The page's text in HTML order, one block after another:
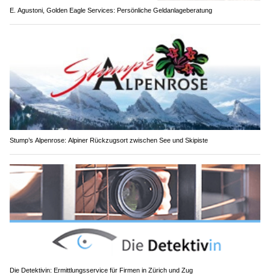
E. Agustoni, Golden Eagle Services: Persönliche Geldanlageberatung
Stump’s Alpenrose: Alpiner Rückzugsort zwischen See und Skipiste
Die Detektivin: Ermittlungsservice für Firmen in Zürich und Zug